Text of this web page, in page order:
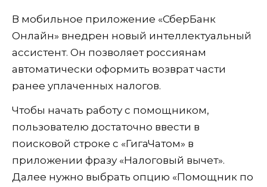
В мобильное приложение «СберБанк
Онлайн» внедрен новый интеллектуальный
ассистент. Он позволяет россиянам
автоматически оформить возврат части
ранее уплаченных налогов.
Чтобы начать работу с помощником,
пользователю достаточно ввести в
поисковой строке с «ГигаЧатом» в
приложении фразу «Налоговый вычет».
Далее нужно выбрать опцию «Помощник по